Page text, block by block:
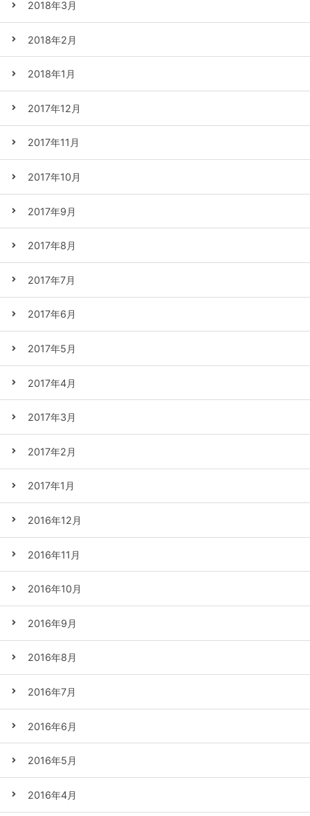
2018年3月
2018年2月
2018年1月
2017年12月
2017年11月
2017年10月
2017年9月
2017年8月
2017年7月
2017年6月
2017年5月
2017年4月
2017年3月
2017年2月
2017年1月
2016年12月
2016年11月
2016年10月
2016年9月
2016年8月
2016年7月
2016年6月
2016年5月
2016年4月